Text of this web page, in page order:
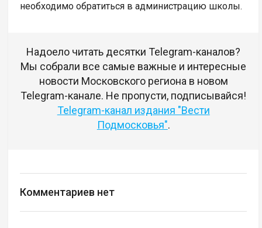
необходимо обратиться в администрацию школы.
Надоело читать десятки Telegram-каналов?
Мы собрали все самые важные и интересные
новости Московского региона в новом
Telegram-канале. Не пропусти, подписывайся!
Telegram-канал издания "Вести
Подмосковья".
Комментариев нет